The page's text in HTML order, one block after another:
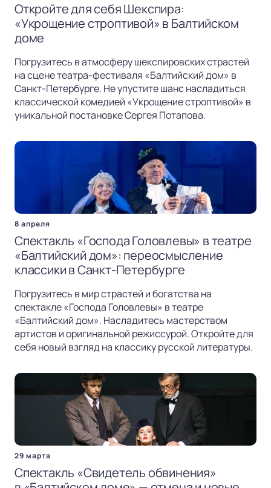
Откройте для себя Шекспира:
«Укрощение строптивой» в Балтийском
доме
Погрузитесь в атмосферу шекспировских страстей
на сцене театра-фестиваля «Балтийский дом» в
Санкт-Петербурге. Не упустите шанс насладиться
классической комедией «Укрощение строптивой» в
уникальной постановке Сергея Потапова.
8 апреля
Спектакль «Господа Головлевы» в театре
«Балтийский дом»: переосмысление
классики в Санкт-Петербурге
Погрузитесь в мир страстей и богатства на
спектакле «Господа Головлевы» в театре
«Балтийский дом». Насладитесь мастерством
артистов и оригинальной режиссурой. Откройте для
себя новый взгляд на классику русской литературы.
29 марта
Спектакль «Свидетель обвинения»